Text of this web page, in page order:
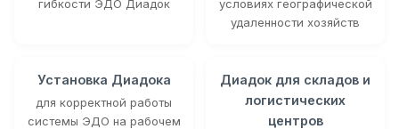
гибкости ЭДО Диадок
условиях географической
удаленности хозяйств
Установка Диадока
для корректной работы
системы ЭДО на рабочем
Диадок для складов и
логистических
центров